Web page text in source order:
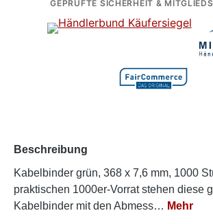
GEPRÜFTE SICHERHEIT &
Beschreibung
Kabelbinder grün, 368 x 7,6 mm, 1000
praktischen 1000er-Vorrat stehen diese
Kabelbinder mit den Abmess… Mehr